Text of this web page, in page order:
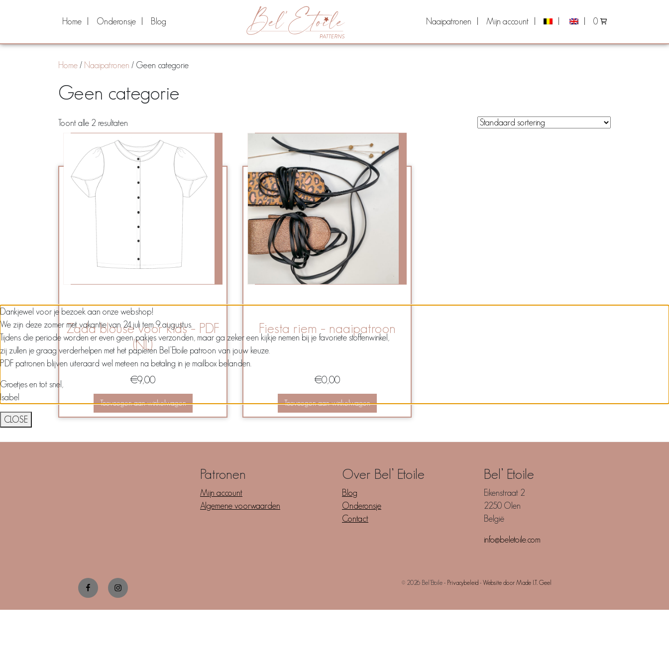
Home Onderonsje Blog Naaipatronen Mijn account 0
Home / Naaipatronen / Geen categorie
Geen categorie
Toont alle 2 resultaten
Zada blouse voor kids – PDF
(NL)
€9,00
Toevoegen aan winkelwagen
Fiesta riem – naaipatroon
€0,00
Toevoegen aan winkelwagen
Patronen
Mijn account
Algemene voorwaarden
Over Bel’ Etoile
Blog
Onderonsje
Contact
Bel’ Etoile
Eikenstraat 2
2250 Olen
België
info@beletoile.com
Facebook Instagram © 2026 Bel’Etoile - Privacybeleid- Website door Made I.T. Geel
Dankjewel voor je bezoek aan onze webshop!
We zijn deze zomer met vakantie van 24 juli tem 9 augustus.
Tijdens die periode worden er even geen pakjes verzonden, maar ga zeker een kijkje nemen bij je favoriete stoffenwinkel,
zij zullen je graag verderhelpen met het papieren Bel’Etoile patroon van jouw keuze.
PDF patronen blijven uiteraard wel meteen na betaling in je mailbox belanden.
Groetjes en tot snel,
Isabel
CLOSE